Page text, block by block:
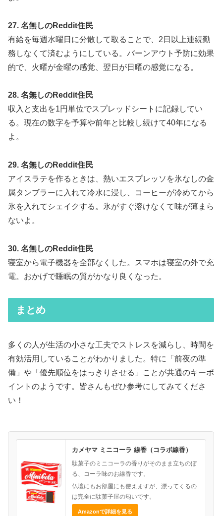
27. 名無しのReddit住民
有給を毎週水曜日に分散して取ることで、2日以上連続勤
務しなくて済むようにしている。バーンアウト予防に効果
的で、火曜が金曜の感覚、翌日が日曜の感覚になる。
28. 名無しのReddit住民
収入と支出を1円単位でスプレッドシートに記録してい
る。現在の数字を予算や前年と比較し続けて40年になる
よ。
29. 名無しのReddit住民
アイスラテを作るときは、熱いエスプレッソを氷なしの金
属タンブラーに入れて冷水に浸し、コーヒーが冷めてから
氷を入れてシェイクする。氷がすぐ溶けなくて味が薄まら
ないよ。
30. 名無しのReddit住民
寝室から電子機器を全部なくした。スマホは寝室の外で充
電。おかげで睡眠の質がかなり良くなった。
まとめ
多くの人が生活の小さな工夫でストレスを減らし、時間を
有効活用していることがわかりました。特に「前夜の準
備」や「優先順位をはっきりさせる」ことが共通のキーポ
イントのようです。皆さんもぜひ参考にしてみてくださ
い！
カメヤマ ミニコーラ 線香（コラボ線香）
駄菓子のミニコーラの香りがそのまま立ちのぼ
る、コーラ味のお線香です。
仏壇にもお部屋にも使えますが、漂ってくるの
は完全に駄菓子屋の匂いです。
Amazonで詳細を見る